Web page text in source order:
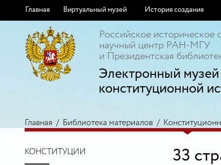
Главная Виртуальный музей История создания
Российское историческое
научный центр РАН-МГУ
и Президентская
Электронный музей
конституционной
Главная / Библиотека материалов /
КОНСТИТУЦИИ 33